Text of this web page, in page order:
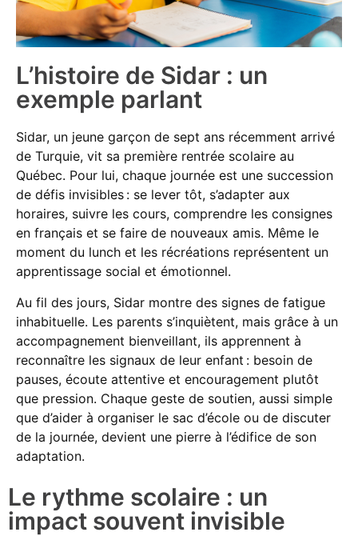
L’histoire de Sidar : un
exemple parlant
Sidar, un jeune garçon de sept ans récemment arrivé
de Turquie, vit sa première rentrée scolaire au
Québec. Pour lui, chaque journée est une succession
de défis invisibles : se lever tôt, s’adapter aux
horaires, suivre les cours, comprendre les consignes
en français et se faire de nouveaux amis. Même le
moment du lunch et les récréations représentent un
apprentissage social et émotionnel.
Au fil des jours, Sidar montre des signes de fatigue
inhabituelle. Les parents s’inquiètent, mais grâce à un
accompagnement bienveillant, ils apprennent à
reconnaître les signaux de leur enfant : besoin de
pauses, écoute attentive et encouragement plutôt
que pression. Chaque geste de soutien, aussi simple
que d’aider à organiser le sac d’école ou de discuter
de la journée, devient une pierre à l’édifice de son
adaptation.
Le rythme scolaire : un
impact souvent invisible